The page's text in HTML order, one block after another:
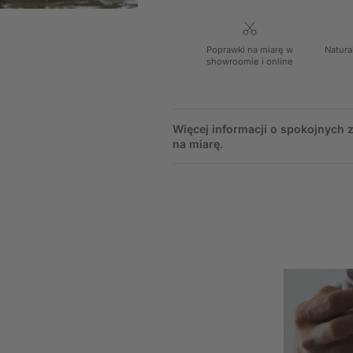
Poprawki na miarę w
showroomie i online
Więcej informacji o spokojnych
na miarę.